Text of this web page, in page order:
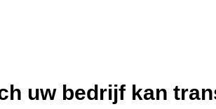
uw bedrijf kan